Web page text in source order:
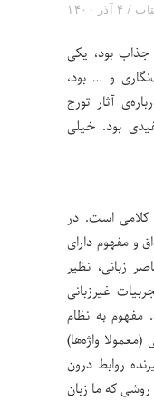
۴ آذر ۱۴۰۰
بود، یکی
و … بود،
آثار تورج
بود. خیلی
کلامی است. در
و مفهوم دارای
زبانی، نظیر
غیرزبانی
مفهوم به نظام
واژه‌ها)
روابط درون
که ما زبان